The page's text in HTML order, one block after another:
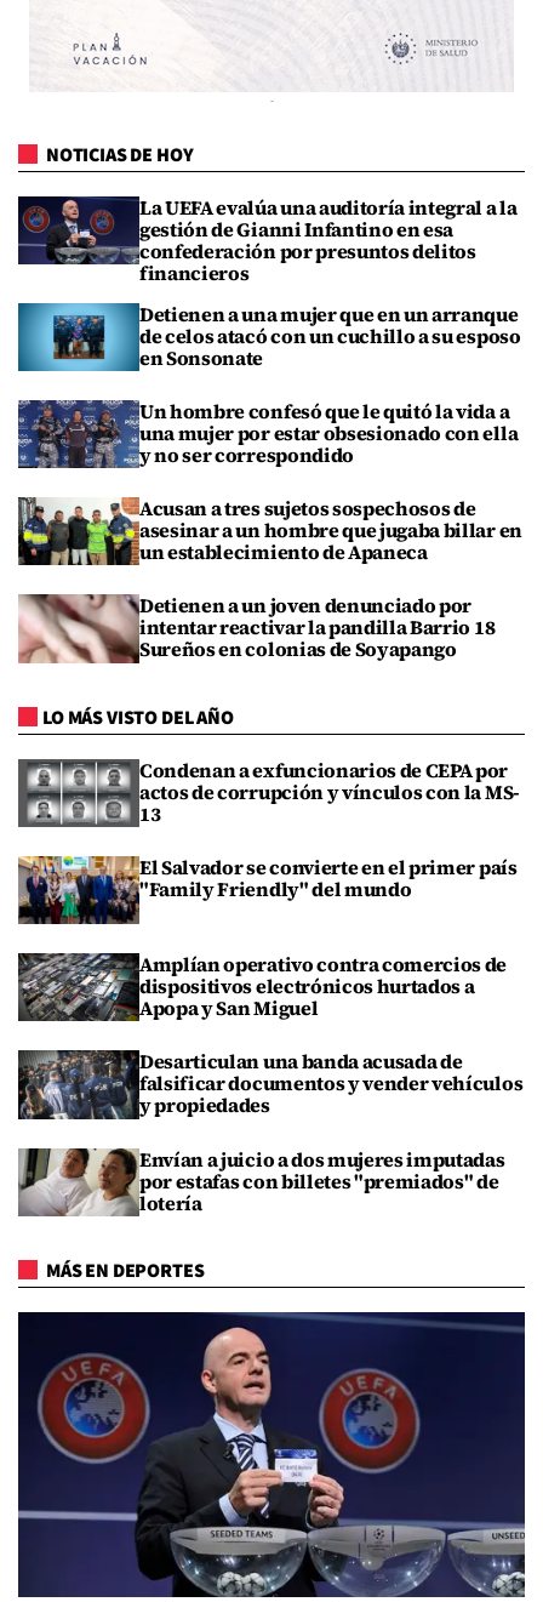
NOTICIAS DE HOY
La UEFA evalúa una auditoría integral a la
gestión de Gianni Infantino en esa
confederación por presuntos delitos
financieros
Detienen a una mujer que en un arranque
de celos atacó con un cuchillo a su esposo
en Sonsonate
Un hombre confesó que le quitó la vida a
una mujer por estar obsesionado con ella
y no ser correspondido
Acusan a tres sujetos sospechosos de
asesinar a un hombre que jugaba billar en
un establecimiento de Apaneca
Detienen a un joven denunciado por
intentar reactivar la pandilla Barrio 18
Sureños en colonias de Soyapango
LO MÁS VISTO DEL AÑO
Condenan a exfuncionarios de CEPA por
actos de corrupción y vínculos con la MS-
13
El Salvador se convierte en el primer país
"Family Friendly" del mundo
Amplían operativo contra comercios de
dispositivos electrónicos hurtados a
Apopa y San Miguel
Desarticulan una banda acusada de
falsificar documentos y vender vehículos
y propiedades
Envían a juicio a dos mujeres imputadas
por estafas con billetes "premiados" de
lotería
MÁS EN DEPORTES